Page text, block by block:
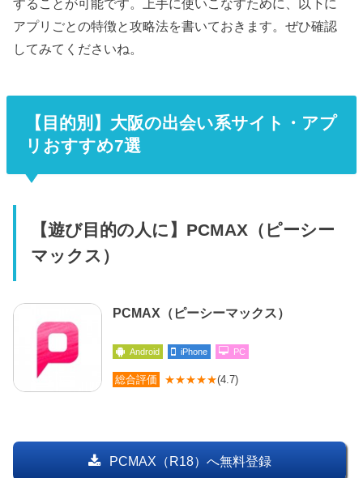
することが可能です。上手に使いこなすために、以下に
アプリごとの特徴と攻略法を書いておきます。ぜひ確認
してみてくださいね。
【目的別】大阪の出会い系サイト・アプ
リおすすめ7選
【遊び目的の人に】PCMAX（ピーシー
マックス）
PCMAX（ピーシーマックス）
Android iPhone PC
総合評価 ★★★★★(4.7)
PCMAX（R18）へ無料登録